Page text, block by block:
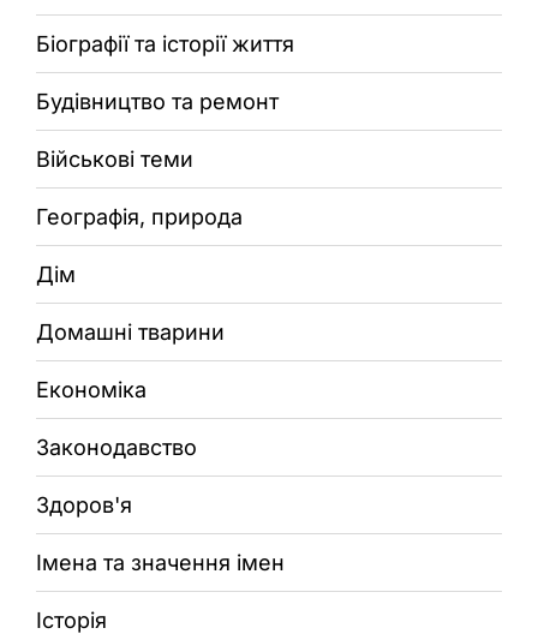
Біографії та історії життя
Будівництво та ремонт
Військові теми
Географія, природа
Дім
Домашні тварини
Економіка
Законодавство
Здоров'я
Імена та значення імен
Історія